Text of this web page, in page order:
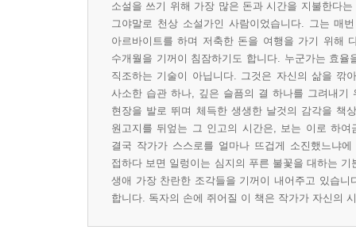
소설을 쓰기 위해 가장 많은 돈과 시간을 지불한다
그야말로 천상 소설가인 사람이었습니다. 그는 매
아르바이트를 하며 저축한 돈을 여행을 가기 위해
수개월을 기꺼이 침잠하기도 합니다. 누군가는 효
직조하는 기술이 아닙니다. 그것은 자신의 삶을 깎
사소한 습관 하나, 깊은 슬픔의 결 하나를 그려내
현장을 발로 뛰며 체득한 생생한 날것의 감각을 책
원고지를 뒤엎는 그 인고의 시간은, 보는 이로 하
결국 작가가 스스로를 얼마나 뜨겁게 소진했느냐
접하다 보면 일렁이는 심지의 푸른 불꽃을 대하는
생애 가장 찬란한 조각들을 기꺼이 내어주고 있습
합니다. 독자의 손에 쥐어질 이 책은 작가가 자신의